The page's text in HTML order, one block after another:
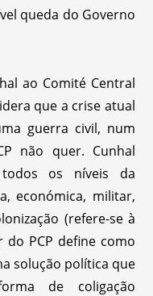
queda do Governo
ao Comité Central
que a crise atual
guerra civil, num
não quer. Cunhal
os níveis da
económica, militar,
(refere-se à
do PCP define como
solução política que
de coligação